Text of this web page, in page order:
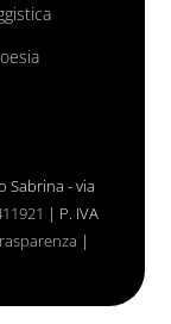
Sabrina - via
| P. IVA
|